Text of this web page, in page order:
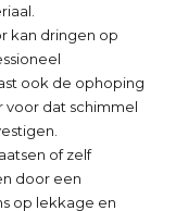
kan dringen op
ook de ophoping
voor dat schimmel
of zelf
door een
op lekkage en